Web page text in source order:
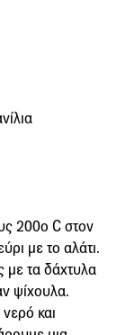
200ο C στον
με το αλάτι.
με τα δάχτυλα
ψίχουλα.
και